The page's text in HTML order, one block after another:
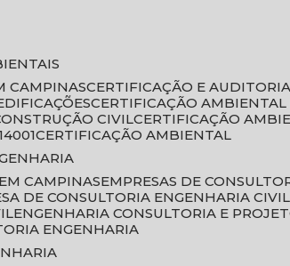
CAMPINAS
CERTIFICAÇÃO E
CERTIFICAÇÃO AMBIENTAL
CIVIL
CERTIFICAÇÃO
CERTIFICAÇÃO AMBIENTAL
CAMPINAS
EMPRESAS DE
DE CONSULTORIA ENGENHARIA CIVIL
ENGENHARIA CONSULTORIA E
ENGENHARIA